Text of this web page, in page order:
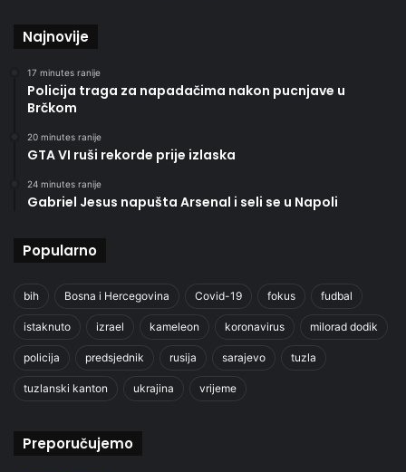
Najnovije
17 minutes ranije
Policija traga za napadačima nakon pucnjave u
Brčkom
20 minutes ranije
GTA VI ruši rekorde prije izlaska
24 minutes ranije
Gabriel Jesus napušta Arsenal i seli se u Napoli
Popularno
bih Bosna i Hercegovina Covid-19 fokus fudbal
istaknuto izrael kameleon koronavirus milorad dodik
policija predsjednik rusija sarajevo tuzla
tuzlanski kanton ukrajina vrijeme
Preporučujemo